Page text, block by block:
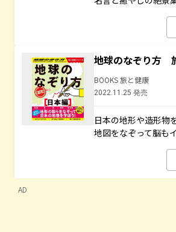
地球のなぞり方
BOOKS 旅と健康
2022.11.25 発売
日本の地形や造形物
地図をなぞって脳も
AD